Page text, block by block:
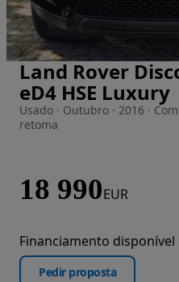
Imagem 1 de 37
Land Rover
eD4 HSE Luxury
Usado · Outubro · 2016 ·
retoma
18 990EUR
Financiamento disponível
Pedir proposta